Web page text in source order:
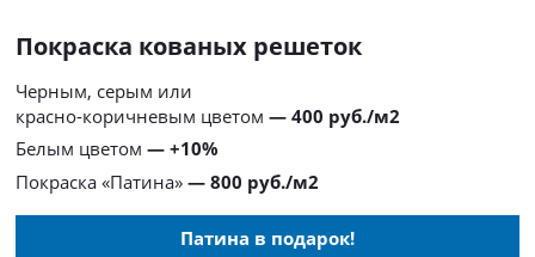
Покраска кованых решеток
Черным, серым или
красно-коричневым цветом — 400 руб./м2
Белым цветом — +10%
Покраска «Патина» — 800 руб./м2
Патина в подарок!